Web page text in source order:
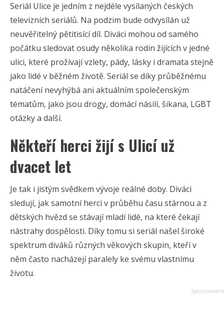
Seriál Ulice je jedním z nejdéle vysílaných českých
televizních seriálů. Na podzim bude odvysílán už
neuvěřitelný pětitisící díl. Diváci mohou od samého
počátku sledovat osudy několika rodin žijících v jedné
ulici, které prožívají vzlety, pády, lásky i dramata stejně
jako lidé v běžném životě. Seriál se díky průběžnému
natáčení nevyhýbá ani aktuálním společenským
tématům, jako jsou drogy, domácí násilí, šikana, LGBT
otázky a další.
Někteří herci žijí s Ulicí už
dvacet let
Je tak i jistým svědkem vývoje reálné doby. Diváci
sledují, jak samotní herci v průběhu času stárnou a z
dětských hvězd se stávají mladí lidé, na které čekají
nástrahy dospělosti. Díky tomu si seriál našel široké
spektrum diváků různých věkových skupin, kteří v
něm často nacházejí paralely ke svému vlastnímu
životu.